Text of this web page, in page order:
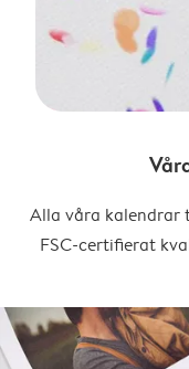
Alla våra kalendrar
FSC-certifierat